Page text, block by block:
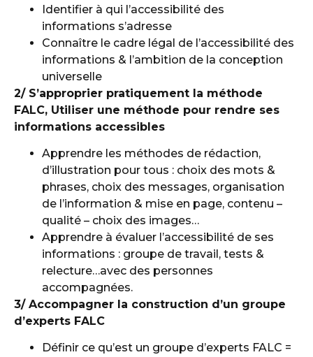
Identifier à qui l’accessibilité des
informations s’adresse
Connaître le cadre légal de l’accessibilité des
informations & l’ambition de la conception
universelle
2/ S’approprier pratiquement la méthode
FALC, Utiliser une méthode pour rendre ses
informations accessibles
Apprendre les méthodes de rédaction,
d’illustration pour tous : choix des mots &
phrases, choix des messages, organisation
de l’information & mise en page, contenu –
qualité – choix des images…
Apprendre à évaluer l’accessibilité de ses
informations : groupe de travail, tests &
relecture…avec des personnes
accompagnées.
3/ Accompagner la construction d’un groupe
d’experts FALC
Définir ce qu’est un groupe d’experts FALC =